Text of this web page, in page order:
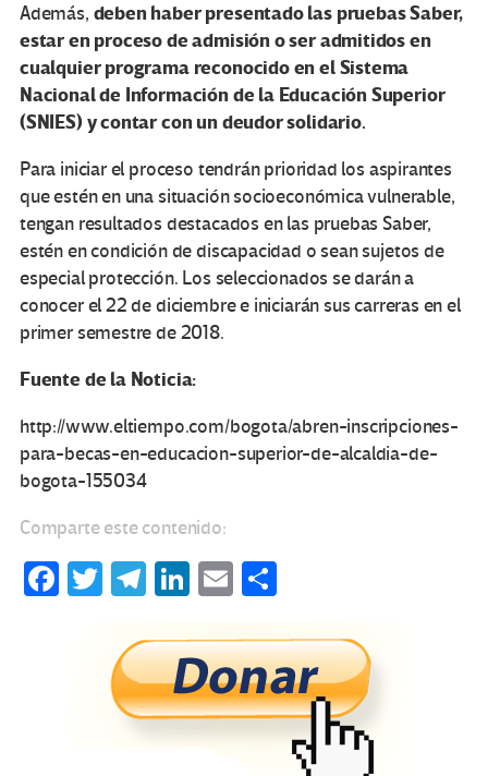
Además, deben haber presentado las pruebas Saber,
estar en proceso de admisión o ser admitidos en
cualquier programa reconocido en el Sistema
Nacional de Información de la Educación Superior
(SNIES) y contar con un deudor solidario.
Para iniciar el proceso tendrán prioridad los aspirantes
que estén en una situación socioeconómica vulnerable,
tengan resultados destacados en las pruebas Saber,
estén en condición de discapacidad o sean sujetos de
especial protección. Los seleccionados se darán a
conocer el 22 de diciembre e iniciarán sus carreras en el
primer semestre de 2018.
Fuente de la Noticia:
http://www.eltiempo.com/bogota/abren-inscripciones-
para-becas-en-educacion-superior-de-alcaldia-de-
bogota-155034
Comparte este contenido:
Fa T
tt
er
Te
gr
a
m
Li
ke
dI
n
E
ail m
p
ar
tir